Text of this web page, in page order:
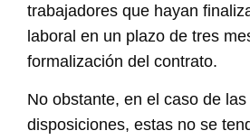
trabajadores que hayan
laboral en un plazo de tres
formalización del contrato.
No obstante, en el caso de
disposiciones, estas no se